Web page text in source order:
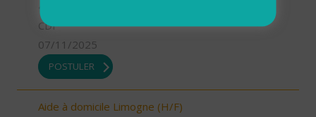
CDI
07/11/2025
POSTULER
Aide à domicile Limogne (H/F)